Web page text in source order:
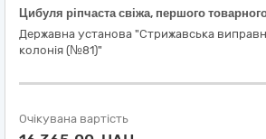
Державна установа "Стрижавська
колонія (№81)"
Очікувана вартість